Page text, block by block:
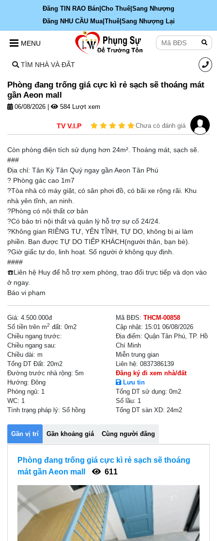
Phòng đang trống giá cực kì rẻ sạch sẽ thoáng mát
gần Aeon mall
06/08/2026 584 Lượt xem
TV V.I.P Chưa có đánh giá
Còn phòng điện tích sử dụng hơn 24m². Thoáng mát, sạch sẽ.
###
Địa chỉ: Tân Kỳ Tân Quý ngay gần Aeon Tân Phú
? Phòng gác cao 1m7
?Tòa nhà có máy giặt, có sân phơi đồ, có bãi xe rộng rãi. Khu
nhà yên tĩnh, an ninh.
?Phòng có nội thất cơ bản
?Có bảo trì nội thất và quản lý hỗ trợ sự cố 24/24.
?Không gian RIÊNG TƯ, YÊN TĨNH, TỰ DO, không bị ai làm
phiền. Bạn được TỰ DO TIẾP KHÁCH(người thân, bạn bè).
?Giờ giấc tự do, linh hoạt. Số người ở không quy định.
####
☎️Liên hệ Huy để hỗ trợ xem phòng, trao đổi trực tiếp và dọn vào
ở ngay.
Giá: 4.500.000đ
Số tiền trên m2 đất: 0m2
Chiều ngang trước:
Chiều ngang sau:
Chiều dài: m
Tổng DT Đất: 20m2
Đường trước nhà rộng: 5m
Hướng: Đông
Phòng ngủ: 1
WC: 1
Tình trạng pháp lý: Sổ hồng
Mã BĐS: THCM-00858
Cập nhật: 15:01 06/08/2026
Địa điểm: Quận Tân Phú, TP. Hồ
Chí Minh
Miễn trung gian
Liên hệ: 0837386139
Đăng ký đi xem nhà/đất
Lưu tin
Tổng DT sử dụng: 0m2
Số lầu: 1
Tổng DT sàn XD: 24m2
Gần vị trí Gần khoảng giá Cùng người đăng
Phòng đang trống giá cực kì rẻ sạch sẽ thoáng
mát gần Aeon mall
611
Đăng TIN RAO Bán|Cho Thuê|Sang Nhượng
Đăng NHU CẦU Mua|Thuê|Sang Nhượng Lại
MENU
TÌM NHÀ VÀ ĐẤT